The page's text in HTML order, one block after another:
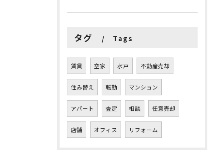
タグ Tags
賃貸 空家 水戸 不動産売却
住み替え 転勤 マンション
アパート 査定 相談 任意売却
店舗 オフィス リフォーム